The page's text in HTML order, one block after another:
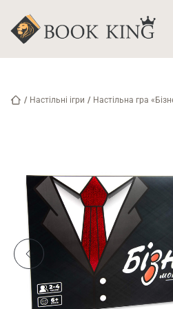
/ Настільні ігри / Настільна гра